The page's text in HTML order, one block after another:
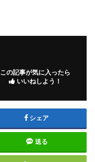
この記事が気に入ったら
いいねしよう！
シェア
送る